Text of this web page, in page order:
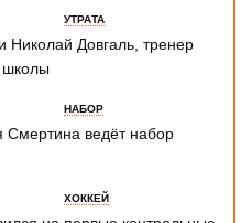
УТРАТА
Николай Довгаль, тренер
школы
НАБОР
ведёт набор
ХОККЕЙ